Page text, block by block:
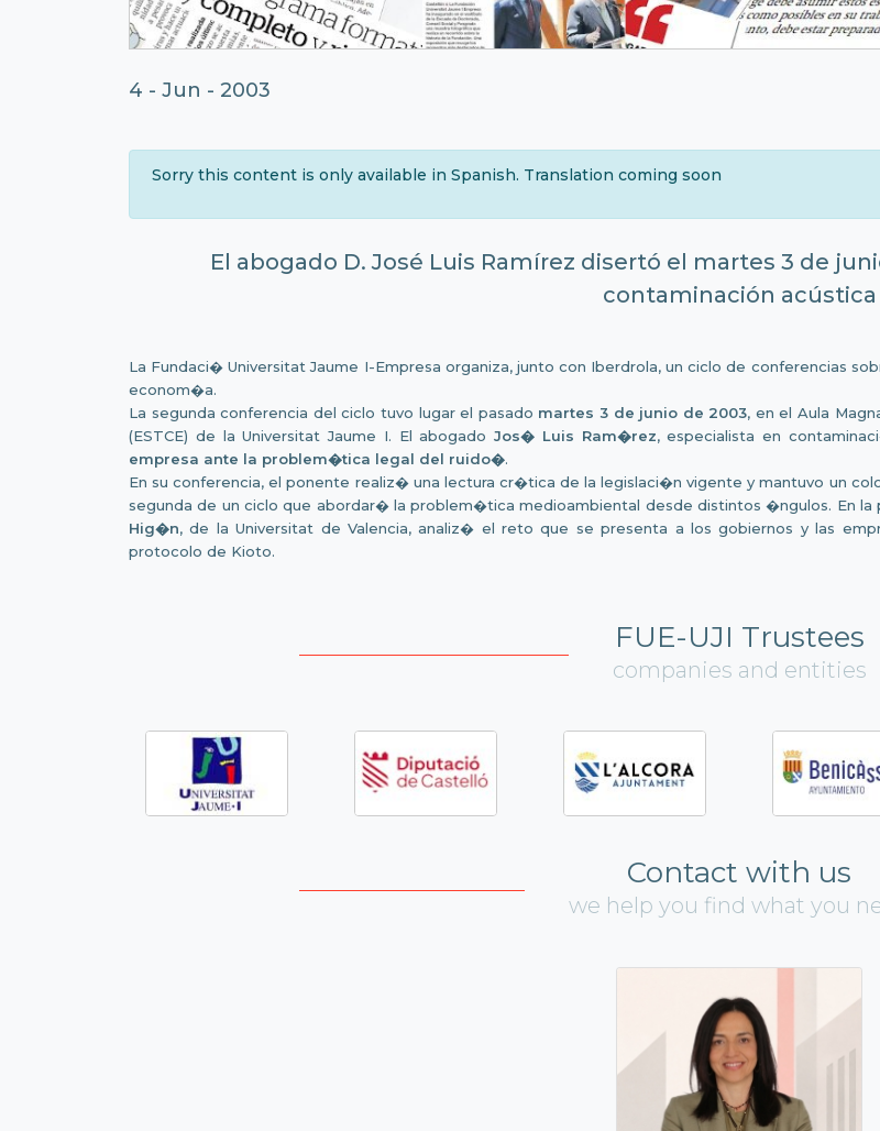
4 - Jun - 2003
Sorry this content is only available in Spanish. Translation coming soon
El abogado D. José Luis Ramírez disertó el martes 3 de
contaminación acústica
La Fundaci� Universitat Jaume I-Empresa organiza, junto con Iberdrola, un ciclo de conferencias
econom�a.
La segunda conferencia del ciclo tuvo lugar el pasado martes 3 de junio de 2003, en el Aula
(ESTCE) de la Universitat Jaume I. El abogado Jos� Luis Ram�rez, especialista en
empresa ante la problem�tica legal del ruido�.
En su conferencia, el ponente realiz� una lectura cr�tica de la legislaci�n vigente y mantuvo un
segunda de un ciclo que abordar� la problem�tica medioambiental desde distintos �ngulos. En la
Hig�n, de la Universitat de Valencia, analiz� el reto que se presenta a los gobiernos y las
protocolo de Kioto.
FUE-UJI Trustees
companies and entities
Contact with us
we help you find what you